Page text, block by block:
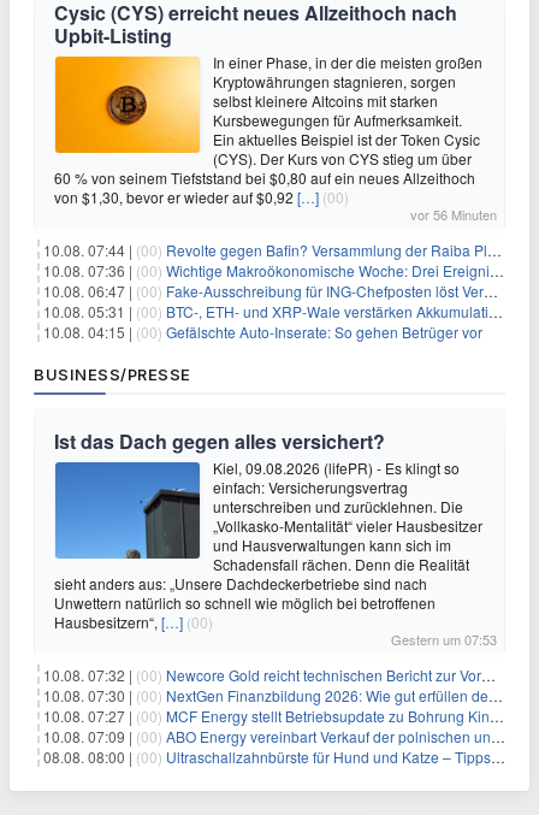
Cysic (CYS) erreicht neues Allzeithoch nach
Upbit-Listing
In einer Phase, in der die meisten großen
Kryptowährungen stagnieren, sorgen
selbst kleinere Altcoins mit starken
Kursbewegungen für Aufmerksamkeit.
Ein aktuelles Beispiel ist der Token Cysic
(CYS). Der Kurs von CYS stieg um über
60 % von seinem Tiefststand bei $0,80 auf ein neues Allzeithoch
von $1,30, bevor er wieder auf $0,92 […] (00)
vor 56 Minuten
10.08. 07:44 | (00) Revolte gegen Bafin? Versammlung der Raiba Plankstetten mit brisanter Agenda
10.08. 07:36 | (00) Wichtige Makroökonomische Woche: Drei Ereignisse, die Bitcoin beeinflussen könnten
10.08. 06:47 | (00) Fake-Ausschreibung für ING-Chefposten löst Verwirrung aus
10.08. 05:31 | (00) BTC-, ETH- und XRP-Wale verstärken Akkumulation, da CryptoQuant das Ende des Bärenmarktes sieht
10.08. 04:15 | (00) Gefälschte Auto-Inserate: So gehen Betrüger vor
BUSINESS/PRESSE
Ist das Dach gegen alles versichert?
Kiel, 09.08.2026 (lifePR) - Es klingt so
einfach: Versicherungsvertrag
unterschreiben und zurücklehnen. Die
„Vollkasko-Mentalität“ vieler Hausbesitzer
und Hausverwaltungen kann sich im
Schadensfall rächen. Denn die Realität
sieht anders aus: „Unsere Dachdeckerbetriebe sind nach
Unwettern natürlich so schnell wie möglich bei betroffenen
Hausbesitzern“, […] (00)
Gestern um 07:53
10.08. 07:32 | (00) Newcore Gold reicht technischen Bericht zur Vormachbarkeitsstudie für das Goldprojekt Enchi in Ghana ein
10.08. 07:30 | (00) NextGen Finanzbildung 2026: Wie gut erfüllen deutsche Banken ihren Bildungsauftrag?
10.08. 07:27 | (00) MCF Energy stellt Betriebsupdate zu Bohrung Kinsau-1A, Lech Ost, zu Gasfeld Reudnitz und zu r Lizenz Erlenwiese in Deutschland bereit
10.08. 07:09 | (00) ABO Energy vereinbart Verkauf der polnischen und ungarischen Tochtergesellschaften
08.08. 08:00 | (00) Ultraschallzahnbürste für Hund und Katze – Tipps zur erfolgreichen Eingewöhnung